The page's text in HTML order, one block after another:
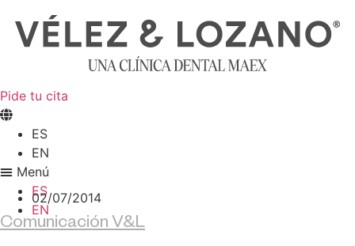
contenido
Pide tu cita
ES
EN
Menú
ES
EN
02/07/2014
Comunicación V&L